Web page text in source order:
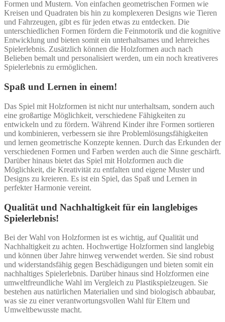
Formen und Mustern. Von einfachen geometrischen Formen wie
Kreisen und Quadraten bis hin zu komplexeren Designs wie Tieren
und Fahrzeugen, gibt es für jeden etwas zu entdecken. Die
unterschiedlichen Formen fördern die Feinmotorik und die kognitive
Entwicklung und bieten somit ein unterhaltsames und lehrreiches
Spielerlebnis. Zusätzlich können die Holzformen auch nach
Belieben bemalt und personalisiert werden, um ein noch kreativeres
Spielerlebnis zu ermöglichen.
Spaß und Lernen in einem!
Das Spiel mit Holzformen ist nicht nur unterhaltsam, sondern auch
eine großartige Möglichkeit, verschiedene Fähigkeiten zu
entwickeln und zu fördern. Während Kinder ihre Formen sortieren
und kombinieren, verbessern sie ihre Problemlösungsfähigkeiten
und lernen geometrische Konzepte kennen. Durch das Erkunden der
verschiedenen Formen und Farben werden auch die Sinne geschärft.
Darüber hinaus bietet das Spiel mit Holzformen auch die
Möglichkeit, die Kreativität zu entfalten und eigene Muster und
Designs zu kreieren. Es ist ein Spiel, das Spaß und Lernen in
perfekter Harmonie vereint.
Qualität und Nachhaltigkeit für ein langlebiges
Spielerlebnis!
Bei der Wahl von Holzformen ist es wichtig, auf Qualität und
Nachhaltigkeit zu achten. Hochwertige Holzformen sind langlebig
und können über Jahre hinweg verwendet werden. Sie sind robust
und widerstandsfähig gegen Beschädigungen und bieten somit ein
nachhaltiges Spielerlebnis. Darüber hinaus sind Holzformen eine
umweltfreundliche Wahl im Vergleich zu Plastikspielzeugen. Sie
bestehen aus natürlichen Materialien und sind biologisch abbaubar,
was sie zu einer verantwortungsvollen Wahl für Eltern und
Umweltbewusste macht.